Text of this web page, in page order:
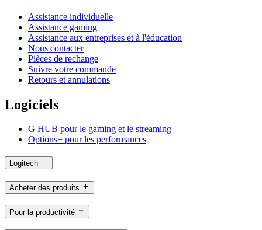
Assistance individuelle
Assistance gaming
Assistance aux entreprises et à l'éducation
Nous contacter
Pièces de rechange
Suivre votre commande
Retours et annulations
Logiciels
G HUB pour le gaming et le streaming
Options+ pour les performances
Logitech
Acheter des produits
Pour la productivité